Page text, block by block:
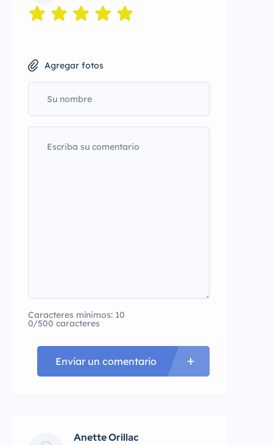
Agregar fotos
Caracteres mínimos: 10
0/500 caracteres
Enviar un comentario
Anette Orillac